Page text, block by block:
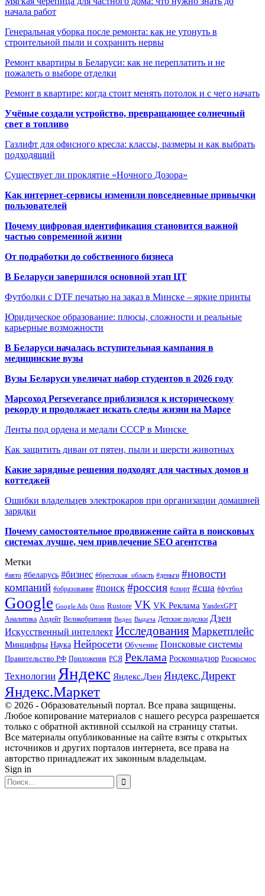
начала работ
Генеральная уборка после ремонта: как не утонуть в
строительной пыли и сохранить нервы
Ремонт квартиры в Беларуси: как не переплатить и не
пожалеть о выборе отделки
Ремонт в квартире: когда стоит менять потолок и с чего начать
Учёные создали устройство, превращающее солнечный
свет в топливо
Газлифт для офисного кресла: классы, размеры и как выбрать
подходящий
Существует ли проклятие «Ночного Дозора»
Как интернет-сервисы изменили повседневные привычки
пользователей
Почему цифровая идентификация становится важной
частью современной жизни
От подработки до собственного бизнеса
В Беларуси завершился основной этап ЦТ
Футболки с DTF печатью на заказ в Минске – яркие принты
Юридическое образование: плюсы, сложности и реальные
карьерные возможности
В Беларуси началась вступительная кампания в
медицинские вузы
Вузы Беларуси увеличат набор студентов в 2026 году
Марсоход Perseverance приблизился к историческому
рекорду и продолжает искать следы жизни на Марсе
Ленты под ордена и медали СССР в Минске
Как защитить диван от пятен, пыли и шерсти животных
Какие зарядные решения подходят для частных домов и
коттеджей
Ошибки владельцев электрокаров при организации домашней
зарядки
Почему самостоятельное продвижение сайта в поисковых
системах лучше, чем привлечение SEO агентства
Метки
#авто #беларусь #бизнес #брестская_область #деньги #новости
компаний #образование #поиск #россия #спорт #сша #футбол
Google Google Ads Ozon Rustore VK VK Реклама YandexGPT
Аналитика Апдейт Великобритания Видео Выдача Детские поделки Дзен
Искусственный интеллект ИсследованияМаркетплейс
Минцифры Наука Нейросети Обучение Поисковые системы
Правительство РФ Приложения РСЯ Реклама Роскомнадзор Роскосмос
Технологии Яндекс Яндекс.Дзен Яндекс.Директ
Яндекс.Маркет
© 2026 - Образовательный портал. Все права защищены.
Любое копирование материалов с нашего ресурса разрешается
только с обратной активной ссылкой на страницу статьи.
Все материалы опубликованные на сайте взяты с открытых
источников и других порталов интернета, все права на
авторство принадлежат их законным владельцам.
Sign in